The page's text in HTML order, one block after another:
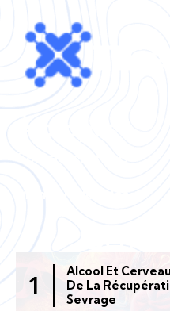
Alcool Et
De La
Sevrage